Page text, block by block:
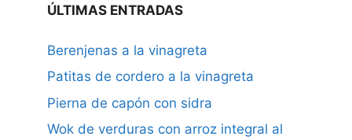
ÚLTIMAS ENTRADAS
Berenjenas a la vinagreta
Patitas de cordero a la vinagreta
Pierna de capón con sidra
Wok de verduras con arroz integral al